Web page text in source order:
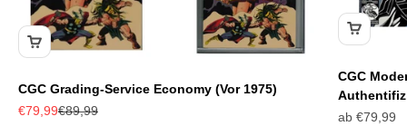
CGC Grading-Service Economy (Vor 1975)
Angebot
€79,99Regulärer Preis
€89,99
CGC
Angebot
ab €79,99